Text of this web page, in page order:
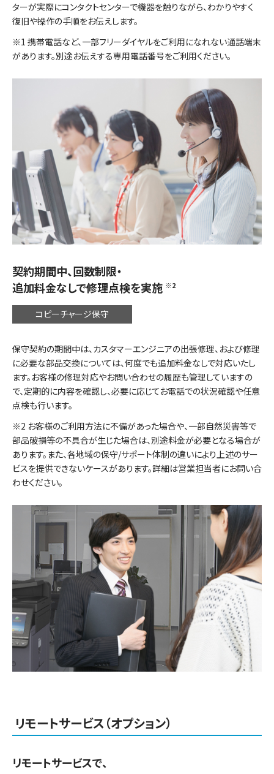
ターが実際にコンタクトセンターで機器を触りながら、わかりやすく
復旧や操作の手順をお伝えします。
1 携帯電話など、一部フリーダイヤルをご利用になれない通話端末
があります。別途お伝えする専用電話番号をご利用ください。
契約期間中、回数制限・
追加料金なしで修理点検を実施 ※2
コピーチャージ保守
保守契約の期間中は、カスタマーエンジニアの出張修理、および修理
に必要な部品交換については、何度でも追加料金なしで対応いたし
ます。お客様の修理対応やお問い合わせの履歴も管理していますの
で、定期的に内容を確認し、必要に応じてお電話での状況確認や任意
点検も行います。
2 お客様のご利用方法に不備があった場合や、一部自然災害等で
部品破損等の不具合が生じた場合は、別途料金が必要となる場合が
あります。また、各地域の保守/サポート体制の違いにより上述のサー
ビスを提供できないケースがあります。詳細は営業担当者にお問い合
わせください。
リモートサービス（オプション）
リモートサービスで、